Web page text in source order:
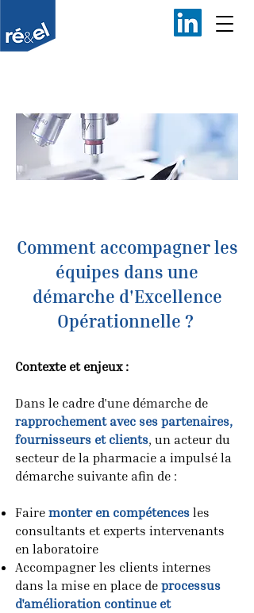
Comment accompagner les
équipes dans une
démarche d'Excellence
Opérationnelle ?
Contexte et enjeux :
Dans le cadre d'une démarche de
rapprochement avec ses partenaires,
fournisseurs et clients, un acteur du
secteur de la pharmacie a impulsé la
démarche suivante afin de :
Faire monter en compétences les
consultants et experts intervenants
en laboratoire
Accompagner les clients internes
dans la mise en place de processus
d'amélioration continue et